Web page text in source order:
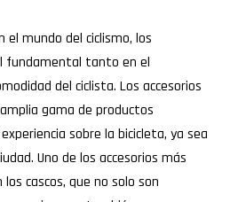
el mundo del ciclismo, los
fundamental tanto en el
del ciclista. Los accesorios
gama de productos
sobre la bicicleta, ya sea
Uno de los accesorios más
cascos, que no solo son